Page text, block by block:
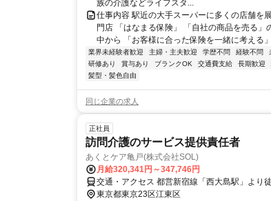
族の介護などライフスタ...
仕事内容 駅近の大手スーパーに多くの店舗を
門店 「はなまる保険」 「自社の商品を売る
中から 「お客様に合った保険を一緒に考える
業界未経験者歓迎 主婦・主夫歓迎 学歴不問 経験不問
研修あり
賞与あり ブランクOK 交通費支給 長期歓迎
髪型・髪色自由
同じ企業の求人
正社員
訪問介護のサービス提供責任者
あくとケア亀戸(株式会社SOL)
月給320,341円～347,746円
交通・アクセス 都営新宿線「西大島駅」より
東京都東京23区江東区